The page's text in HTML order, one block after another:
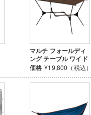
マルチ フォールディ
ング テーブル ワイド
価格 ¥19,800（税込）